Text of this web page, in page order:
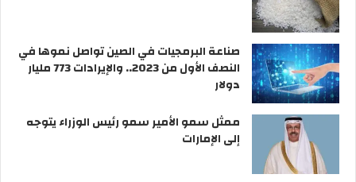
صناعة البرمجيات في الصين تواصل نموها في
النصف الأول من 2023.. والإيرادات 773 مليار
دولار
ممثل سمو الأمير سمو رئيس الوزراء يتوجه
إلى الإمارات